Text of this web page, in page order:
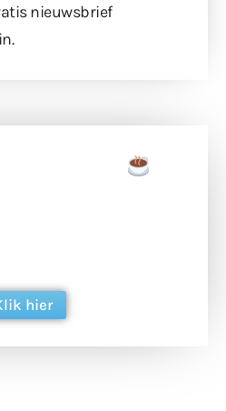
nieuwsbrief
.
hier